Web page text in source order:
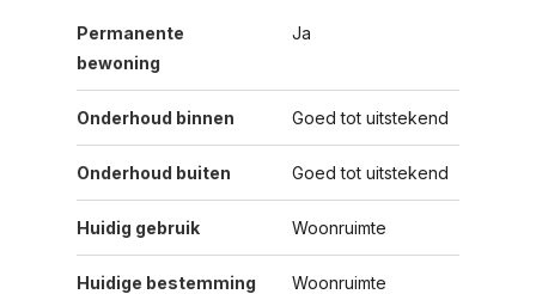
Permanente
bewoning
Ja
Onderhoud binnen Goed tot uitstekend
Onderhoud buiten Goed tot uitstekend
Huidig gebruik Woonruimte
Huidige bestemming Woonruimte